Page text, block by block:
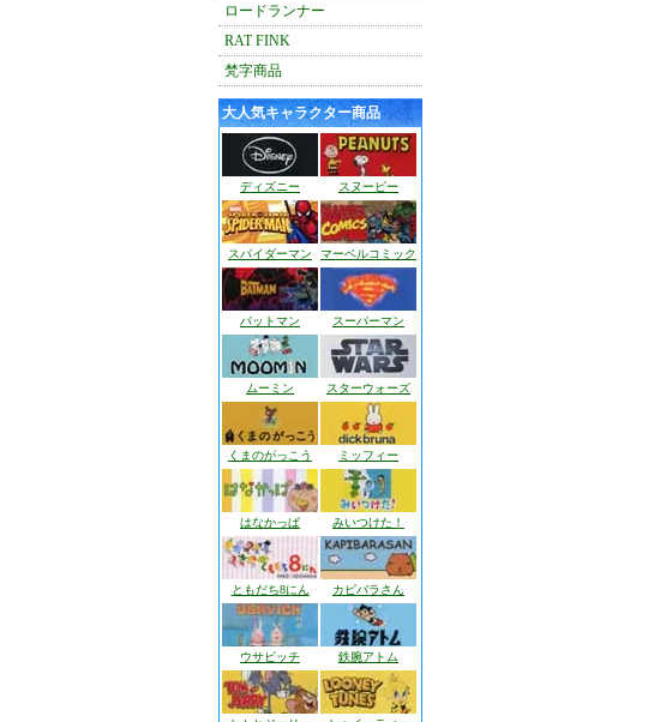
ロードランナー
RAT FINK
梵字商品
大人気キャラクター商品
ディズニー スヌーピー
スパイダーマン マーベルコミック
バットマン スーパーマン
ムーミン スターウォーズ
くまのがっこう ミッフィー
はなかっぱ みいつけた！
ともだち8にん カピバラさん
ウサビッチ 鉄腕アトム